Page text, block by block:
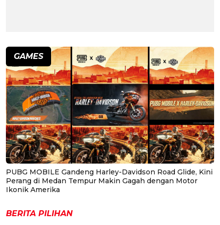
GAMES
PUBG MOBILE Gandeng Harley-Davidson Road Glide, Kini
Perang di Medan Tempur Makin Gagah dengan Motor
Ikonik Amerika
BERITA PILIHAN